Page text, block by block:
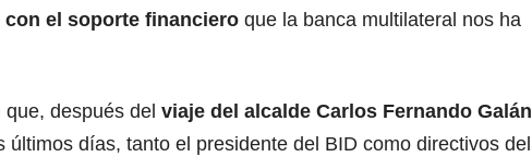
el soporte financiero que la banca multilateral nos ha
después del viaje del alcalde Carlos Fernando Galán
últimos días, tanto el presidente del BID como directivos del